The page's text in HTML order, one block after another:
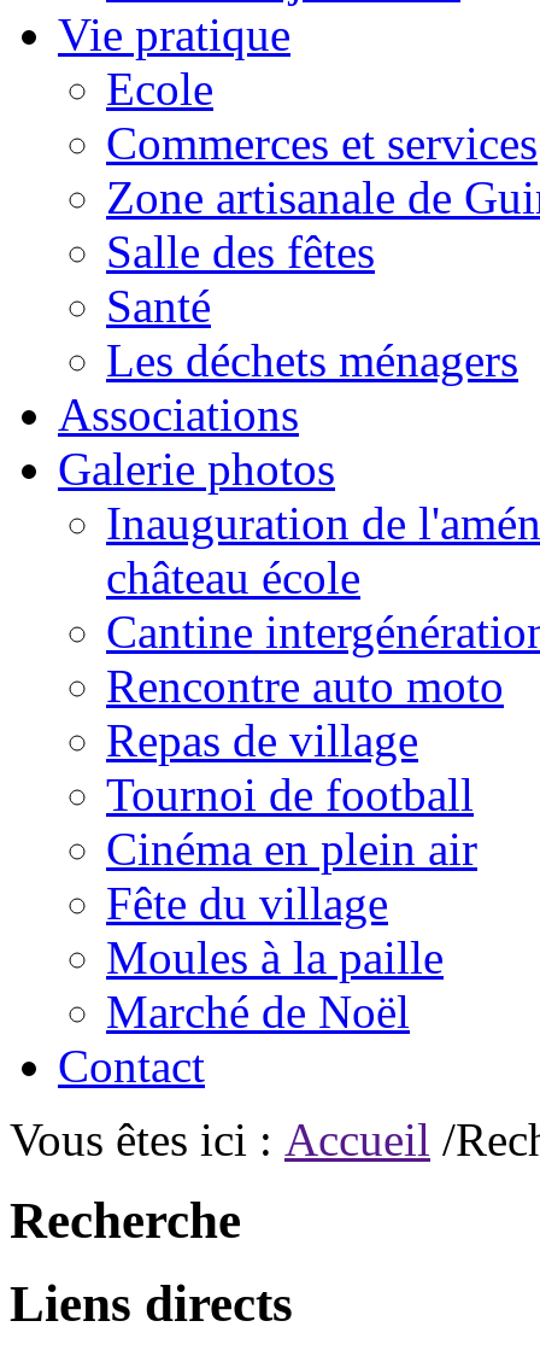
Vie pratique
Ecole
Commerces et services
Zone artisanale de
Salle des fêtes
Santé
Les déchets ménagers
Associations
Galerie photos
Inauguration de
château école
Cantine
Rencontre auto moto
Repas de village
Tournoi de football
Cinéma en plein air
Fête du village
Moules à la paille
Marché de Noël
Contact
Vous êtes ici : Accueil /
Recherche
Liens directs